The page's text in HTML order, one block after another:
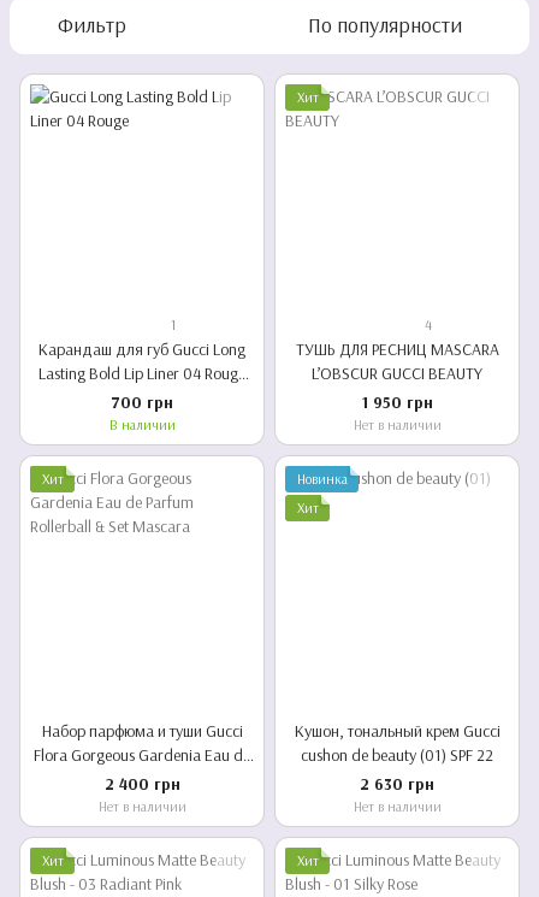
Фильтр По популярности
1
Карандаш для губ Gucci Long
Lasting Bold Lip Liner 04 Rouge
(тестер)
700 грн
В наличии
Хит
4
ТУШЬ ДЛЯ РЕСНИЦ MASCARA
L’OBSCUR GUCCI BEAUTY
1 950 грн
Нет в наличии
Хит
Набор парфюма и туши Gucci
Flora Gorgeous Gardenia Eau de
Parfum Rollerball & Set Mascara
2 400 грн
Нет в наличии
Новинка
Хит
Кушон, тональный крем Gucci
cushon de beauty (01) SPF 22
2 630 грн
Нет в наличии
Хит Хит